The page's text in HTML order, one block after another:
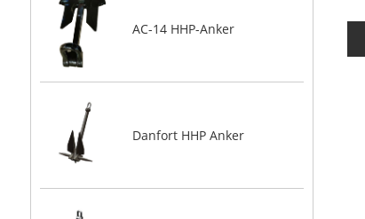
AC-14 HHP-Anker
Danfort HHP Anker